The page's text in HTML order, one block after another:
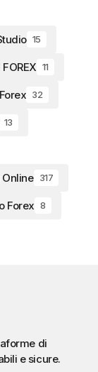
15
11
32
13
317
Forex 8
di
e sicure.